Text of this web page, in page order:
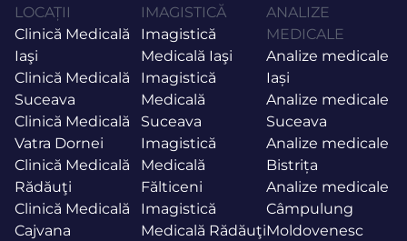
LOCAȚII
Clinică Medicală
Iaşi
Clinică Medicală
Suceava
Clinică Medicală
Vatra Dornei
Clinică Medicală
Rădăuţi
Clinică Medicală
Cajvana
IMAGISTICĂ
Imagistică
Medicală Iaşi
Imagistică
Medicală
Suceava
Imagistică
Medicală
Fălticeni
Imagistică
Medicală Rădăuţi
ANALIZE
MEDICALE
Analize medicale
Iași
Analize medicale
Suceava
Analize medicale
Bistrița
Analize medicale
Câmpulung
Moldovenesc